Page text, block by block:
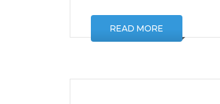
READ MORE